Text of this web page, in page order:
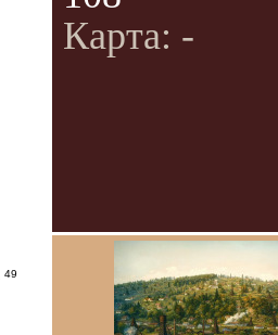
49
Карта: -